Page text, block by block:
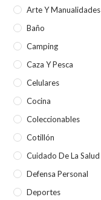
Arte Y Manualidades
Baño
Camping
Caza Y Pesca
Celulares
Cocina
Coleccionables
Cotillón
Cuidado De La Salud
Defensa Personal
Deportes